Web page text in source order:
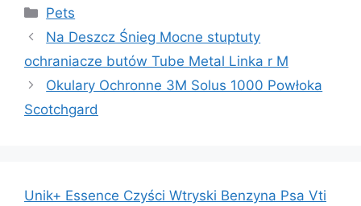
Kategorie
Pets
Na Deszcz Śnieg Mocne stuptuty
ochraniacze butów Tube Metal Linka r M
Okulary Ochronne 3M Solus 1000 Powłoka
Scotchgard
Unik+ Essence Czyści Wtryski Benzyna Psa Vti